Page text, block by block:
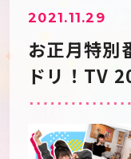
Artist
Game
2021.11.29
お正月特別
ドリ！TV